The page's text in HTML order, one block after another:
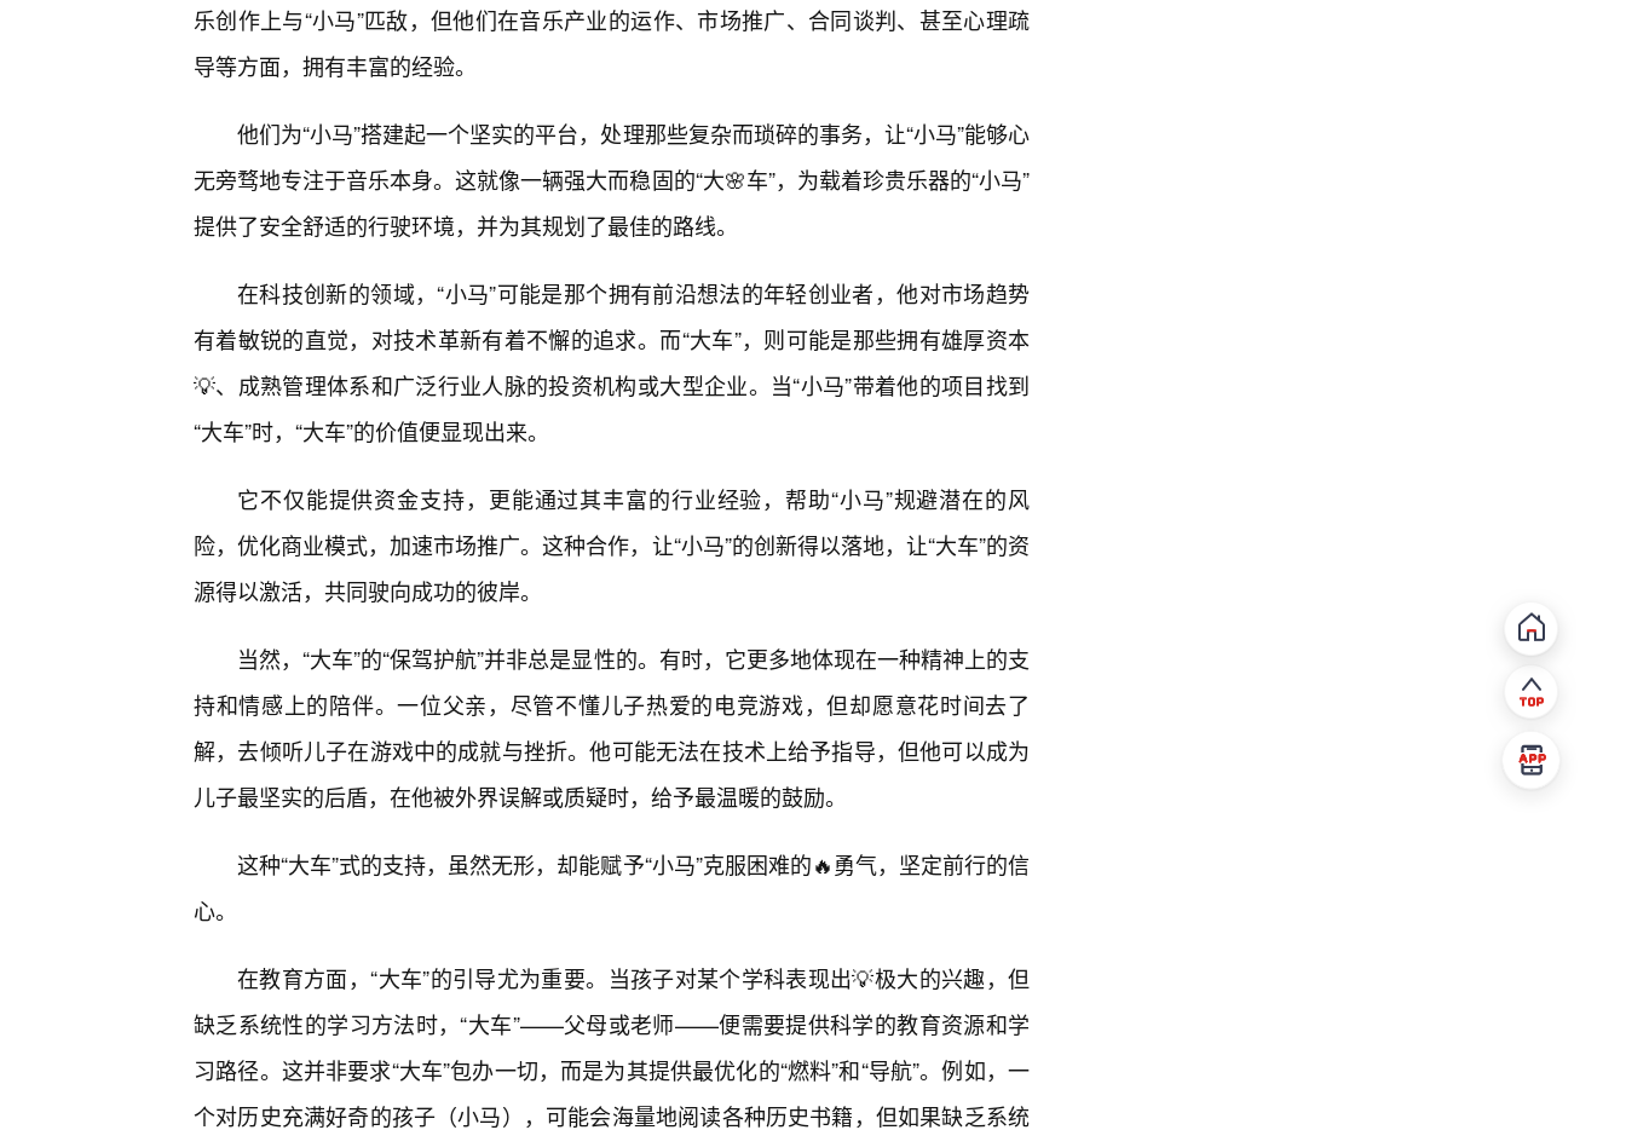
乐创作上与“小马”匹敌，但他们在音乐产业的运作、市场推广、合同谈判、甚至心理疏
导等方面，拥有丰富的经验。
他们为“小马”搭建起一个坚实的平台，处理那些复杂而琐碎的事务，让“小马”能够心
无旁骛地专注于音乐本身。这就像一辆强大而稳固的“大🌸车”，为载着珍贵乐器的“小马”
提供了安全舒适的行驶环境，并为其规划了最佳的路线。
在科技创新的领域，“小马”可能是那个拥有前沿想法的年轻创业者，他对市场趋势
有着敏锐的直觉，对技术革新有着不懈的追求。而“大车”，则可能是那些拥有雄厚资本
💡、成熟管理体系和广泛行业人脉的投资机构或大型企业。当“小马”带着他的项目找到
“大车”时，“大车”的价值便显现出来。
它不仅能提供资金支持，更能通过其丰富的行业经验，帮助“小马”规避潜在的风
险，优化商业模式，加速市场推广。这种合作，让“小马”的创新得以落地，让“大车”的资
源得以激活，共同驶向成功的彼岸。
当然，“大车”的“保驾护航”并非总是显性的。有时，它更多地体现在一种精神上的支
持和情感上的陪伴。一位父亲，尽管不懂儿子热爱的电竞游戏，但却愿意花时间去了
解，去倾听儿子在游戏中的成就与挫折。他可能无法在技术上给予指导，但他可以成为
儿子最坚实的后盾，在他被外界误解或质疑时，给予最温暖的鼓励。
这种“大车”式的支持，虽然无形，却能赋予“小马”克服困难的🔥勇气，坚定前行的信
心。
在教育方面，“大车”的引导尤为重要。当孩子对某个学科表现出💡极大的兴趣，但
缺乏系统性的学习方法时，“大车”——父母或老师——便需要提供科学的教育资源和学
习路径。这并非要求“大车”包办一切，而是为其提供最优化的“燃料”和“导航”。例如，一
个对历史充满好奇的孩子（小马），可能会海量地阅读各种历史书籍，但如果缺乏系统